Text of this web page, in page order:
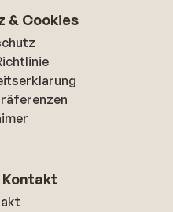
& Cookies
Kontakt